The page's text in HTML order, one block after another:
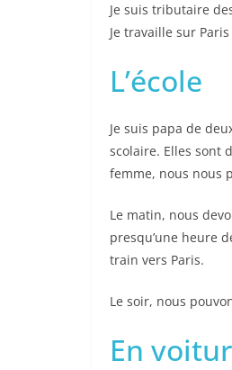
Je suis tributaire
Je travaille sur
L’école
Je suis papa de
scolaire. Elles sont
femme, nous nous
Le matin, nous
presqu’une heure
train vers Paris.
Le soir, nous
En